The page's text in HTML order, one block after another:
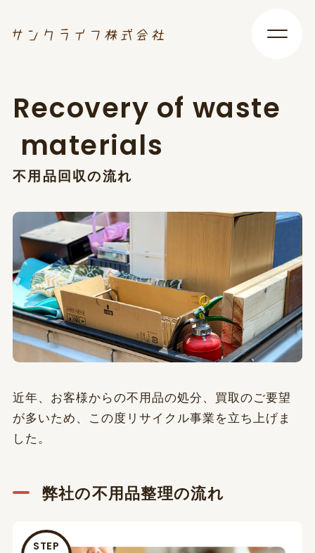
Recovery of waste
materials
不用 品 回 収の流れ
近年、お客様からの不用品の処分、買取のご要望
が多いため、この度リサイクル事業を立ち上げま
した。
弊社の不用品整理の流れ
STEP